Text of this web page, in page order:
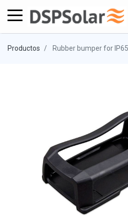
Productos Rubber bumper for